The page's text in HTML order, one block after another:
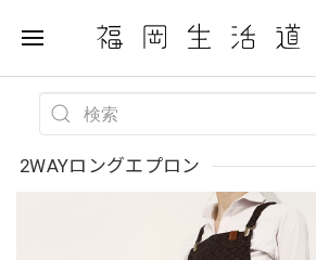
2WAYロングエプロン